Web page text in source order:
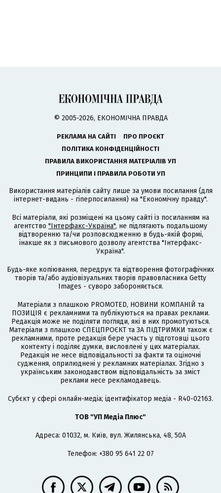
© 2005-2026, ЕКОНОМІЧНА ПРАВДА
РЕКЛАМА НА САЙТІ
ПРО ПРОЄКТ
ПОЛІТИКА КОНФІДЕНЦІЙНОСТІ
ПРАВИЛА ВИКОРИСТАННЯ МАТЕРІАЛІВ УП
ПРИНЦИПИ І ПРАВИЛА РОБОТИ УП
Використання матеріалів сайту лише за умови посилання (для
інтернет-видань - гіперпосилання) на "Економічну правду".
Всі матеріали, які розміщені на цьому сайті із посиланням на
агентство "Інтерфакс-Україна", не підлягають подальшому
відтворенню та/чи розповсюдженню в будь-якій формі,
інакше як з письмового дозволу агентства "Інтерфакс-
Україна".
Будь-яке копіювання, передрук та відтворення фотографічних
творів та/або аудіовізуальних творів правовласника Getty
Images - суворо забороняється.
Матеріали з плашкою PROMOTED, НОВИНИ КОМПАНІЙ та
ПОЗИЦІЯ є рекламними та публікуються на правах реклами.
Редакція може не поділяти погляди, які в них промотуються.
Матеріали з плашкою СПЕЦПРОЄКТ та ЗА ПІДТРИМКИ також є
рекламними, проте редакція бере участь у підготовці цього
контенту і поділяє думки, висловлені у цих матеріалах.
Редакція не несе відповідальності за факти та оціночні
судження, оприлюднені у рекламних матеріалах. Згідно з
українським законодавством відповідальність за зміст
реклами несе рекламодавець.
Cубєкт у сфері онлайн-медіа; ідентифікатор медіа - R40-02163.
ТОВ "УП Медіа Плюс"
Адреса: 01032, м. Київ, вул. Жилянська, 48, 50А
Телефон: +380 95 641 22 07